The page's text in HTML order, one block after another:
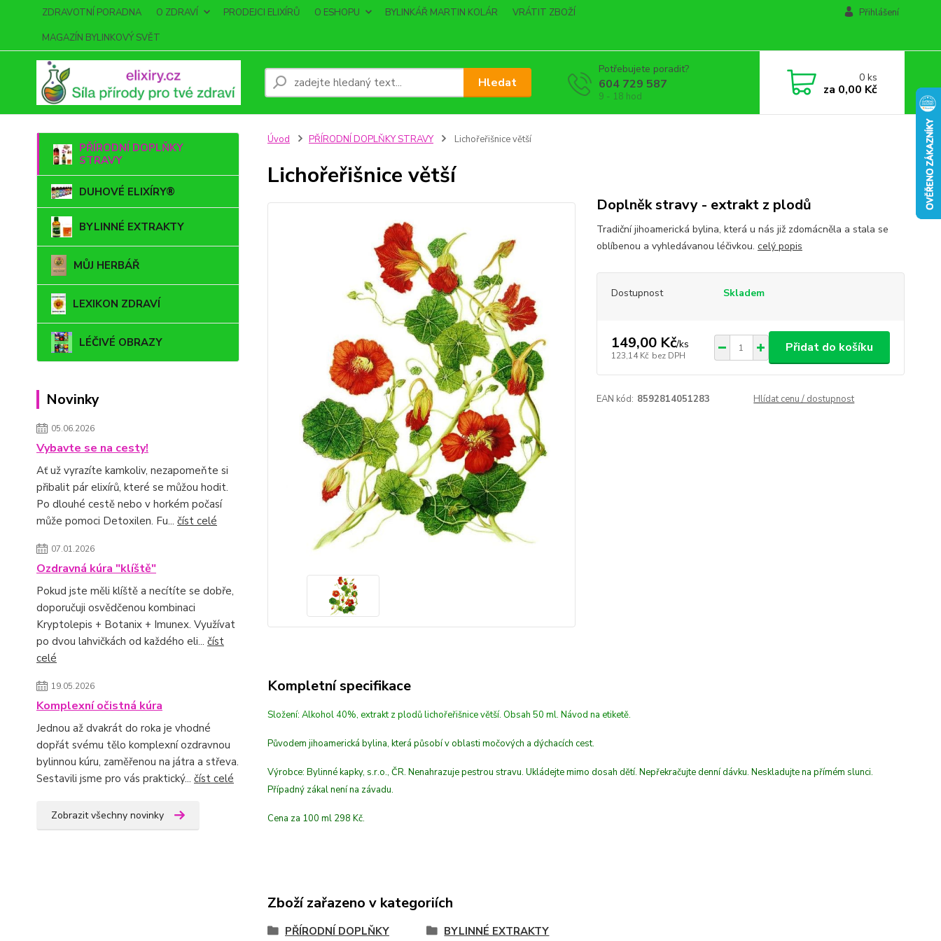
ZDRAVOTNÍ PORADNA O ZDRAVÍ PRODEJCI ELIXÍRŮ O ESHOPU BYLINKÁŘ MARTIN KOLÁR
VRÁTIT ZBOŽÍ
MAGAZÍN BYLINKOVÝ SVĚT
Přihlášení
Hledat
Potřebujete poradit?
604 729 587
9 - 18 hod
0ks
za 0,00 Kč
PŘÍRODNÍ DOPLŇKY
STRAVY
DUHOVÉ ELIXÍRY®
BYLINNÉ EXTRAKTY
MŮJ HERBÁŘ
LEXIKON ZDRAVÍ
LÉČIVÉ OBRAZY
Novinky
05.06.2026
Vybavte se na cesty!
Ať už vyrazíte kamkoliv, nezapomeňte si
přibalit pár elixírů, které se můžou hodit.
Po dlouhé cestě nebo v horkém počasí
může pomoci Detoxilen. Fu... číst celé
07.01.2026
Ozdravná kúra "klíště"
Pokud jste měli klíště a necítíte se dobře,
doporučuji osvědčenou kombinaci
Kryptolepis + Botanix + Imunex. Využívat
po dvou lahvičkách od každého eli... číst
celé
19.05.2026
Komplexní očistná kúra
Jednou až dvakrát do roka je vhodné
dopřát svému tělo komplexní ozdravnou
bylinnou kúru, zaměřenou na játra a střeva.
Sestavili jsme pro vás praktický... číst celé
Zobrazit všechny novinky
Úvod PŘÍRODNÍ DOPLŇKY STRAVY Lichořeřišnice větší
Lichořeřišnice větší
Doplněk stravy - extrakt z plodů
Tradiční jihoamerická bylina, která u nás již zdomácněla a stala se
oblíbenou a vyhledávanou léčivkou. celý popis
Dostupnost Skladem
149,00 Kč/ks
123,14 Kč bez DPH
Přidat do košíku
EAN kód: 8592814051283 Hlídat cenu / dostupnost
Kompletní specifikace
Složení: Alkohol 40%, extrakt z plodů lichořeřišnice větší. Obsah 50 ml. Návod na etiketě.
Původem jihoamerická bylina, která působí v oblasti močových a dýchacích cest.
Výrobce: Bylinné kapky, s.r.o., ČR. Nenahrazuje pestrou stravu. Ukládejte mimo dosah dětí. Nepřekračujte denní dávku. Neskladujte na přímém slunci.
Případný zákal není na závadu.
Cena za 100 ml 298 Kč.
Zboží zařazeno v kategoriích
PŘÍRODNÍ DOPLŇKY BYLINNÉ EXTRAKTY